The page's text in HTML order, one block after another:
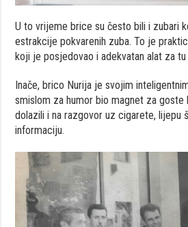
U to vrijeme brice su često bili i zubari
estrakcije pokvarenih zuba. To je
koji je posjedovao i adekvatan alat za tu
Inače, brico Nurija je svojim
smislom za humor bio magnet za goste
dolazili i na razgovor uz cigarete, lijepu
informaciju.